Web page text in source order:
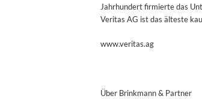
Jahrhundert firmierte das
Veritas AG ist das älteste
www.veritas.ag
Über Brinkmann & Partner